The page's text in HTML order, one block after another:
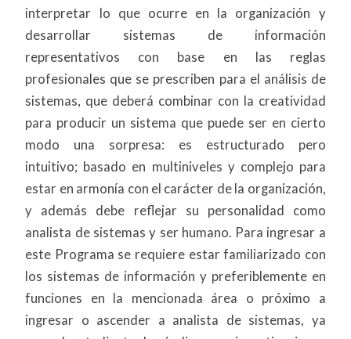
interpretar lo que ocurre en la organización y
desarrollar sistemas de información
representativos con base en las reglas
profesionales que se prescriben para el análisis de
sistemas, que deberá combinar con la creatividad
para producir un sistema que puede ser en cierto
modo una sorpresa: es estructurado pero
intuitivo; basado en multiniveles y complejo para
estar en armonía con el carácter de la organización,
y además debe reflejar su personalidad como
analista de sistemas y ser humano. Para ingresar a
este Programa se requiere estar familiarizado con
los sistemas de información y preferiblemente en
funciones en la mencionada área o próximo a
ingresar o ascender a analista de sistemas, ya